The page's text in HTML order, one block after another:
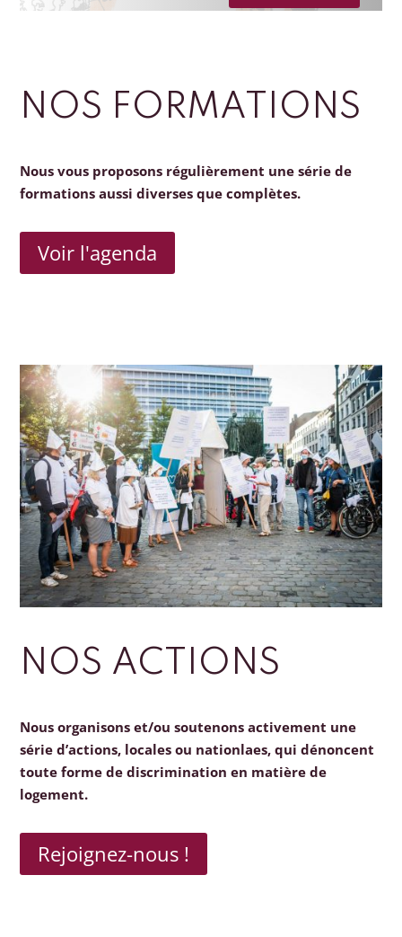
NOS FORMATIONS
Nous vous proposons régulièrement une série de
formations aussi diverses que complètes.
Voir l'agenda
NOS ACTIONS
Nous organisons et/ou soutenons activement une
série d’actions, locales ou nationlaes, qui dénoncent
toute forme de discrimination en matière de
logement.
Rejoignez-nous !